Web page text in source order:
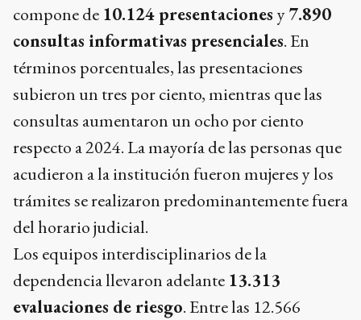
compone de 10.124 presentaciones y7.890
consultas informativas presenciales. En
términos porcentuales, las presentaciones
subieron un tres por ciento, mientras que las
consultas aumentaron un ocho por ciento
respecto a 2024. La mayoría de las personas que
acudieron a la institución fueron mujeres y los
trámites se realizaron predominantemente fuera
del horario judicial.
Los equipos interdisciplinarios de la
dependencia llevaron adelante 13.313
evaluaciones de riesgo. Entre las 12.566